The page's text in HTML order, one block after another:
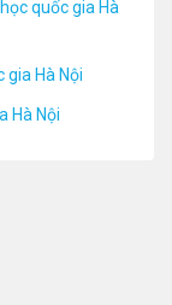
quốc gia Hà
Hà Nội
Hà Nội